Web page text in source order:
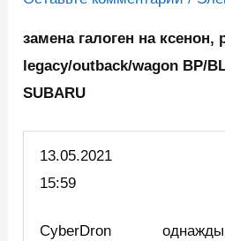
замена галоген на ксенон,
legacy/outback/wagon BP/
SUBARU
13.05.2021
15:59
CyberDron